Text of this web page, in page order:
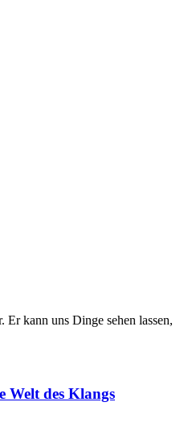
Er kann uns Dinge sehen
Welt des Klangs